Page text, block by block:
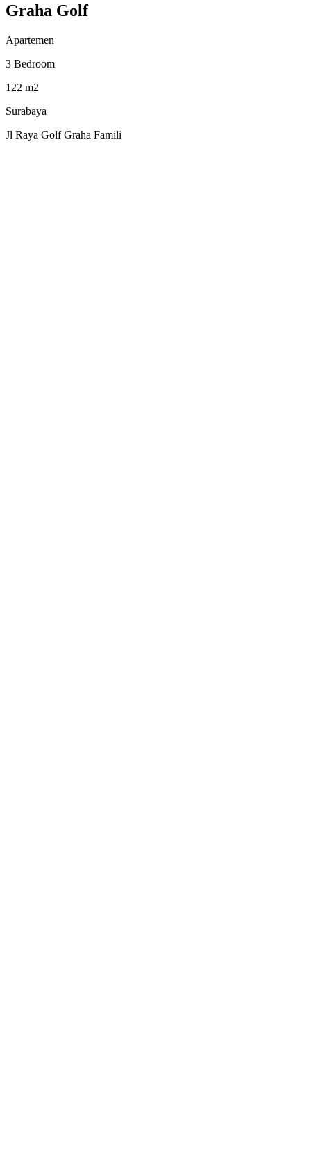
Graha Golf
Apartemen
3 Bedroom
122 m2
Surabaya
Jl Raya Golf Graha Famili